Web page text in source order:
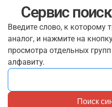
Сервис
Введите слово, к которому
аналог, и нажмите на
просмотра отдельных
алфавиту.
Поиск